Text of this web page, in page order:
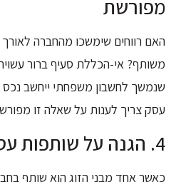
מפורשת
האם רווחים שימשכו מהחברה לאורך
משותף? אי-הכללת סעיף ברור
שנמשך לחשבון משפחתי ייחשב נכס
עסק צריך לענות על שאלה זו
4. הגנה על שותפות עסקית
כאשר אחד מבני הזוג הוא שותף